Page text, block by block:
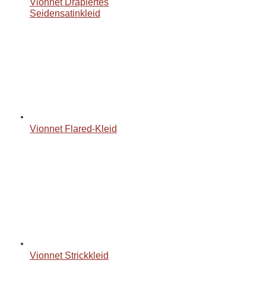
Vionnet Drapiertes
Seidensatinkleid
Vionnet Flared-Kleid
Vionnet Strickkleid